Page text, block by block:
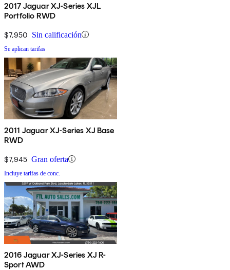
2017 Jaguar XJ-Series XJL
Portfolio RWD
$7,950 Sin calificación
Se aplican tarifas
2011 Jaguar XJ-Series XJ Base
RWD
$7,945 Gran oferta
Incluye tarifas de conc.
2016 Jaguar XJ-Series XJ R-
Sport AWD